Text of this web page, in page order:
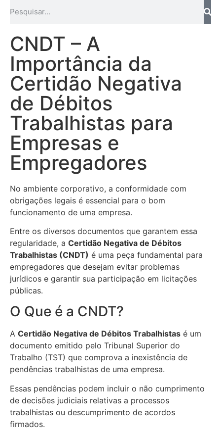
CNDT – A
Importância da
Certidão Negativa
de Débitos
Trabalhistas para
Empresas e
Empregadores
No ambiente corporativo, a conformidade com
obrigações legais é essencial para o bom
funcionamento de uma empresa.
Entre os diversos documentos que garantem essa
regularidade, a Certidão Negativa de Débitos
Trabalhistas (CNDT) é uma peça fundamental para
empregadores que desejam evitar problemas
jurídicos e garantir sua participação em licitações
públicas.
O Que é a CNDT?
A Certidão Negativa de Débitos Trabalhistas é um
documento emitido pelo Tribunal Superior do
Trabalho (TST) que comprova a inexistência de
pendências trabalhistas de uma empresa.
Essas pendências podem incluir o não cumprimento
de decisões judiciais relativas a processos
trabalhistas ou descumprimento de acordos
firmados.